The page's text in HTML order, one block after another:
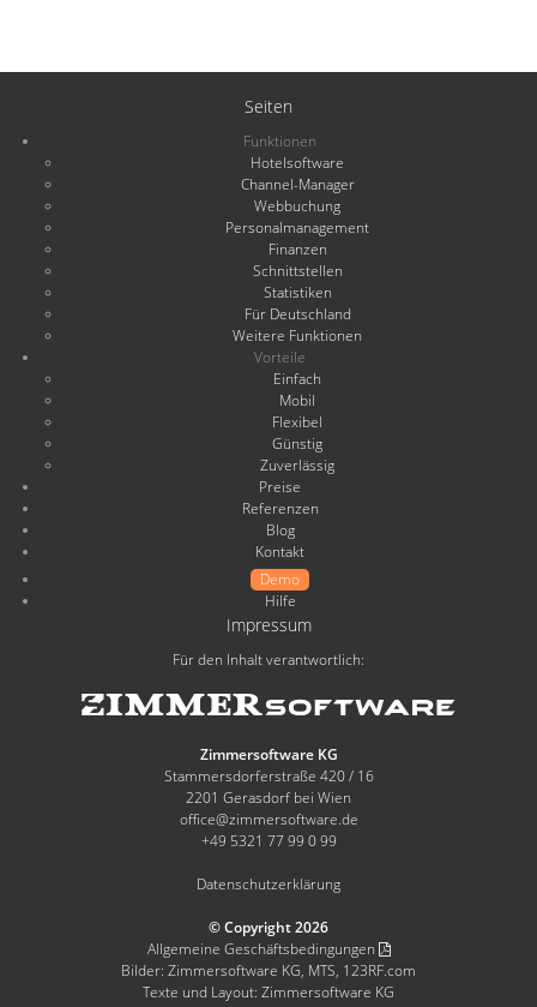
Seiten
Funktionen
Hotelsoftware
Channel-Manager
Webbuchung
Personalmanagement
Finanzen
Schnittstellen
Statistiken
Für Deutschland
Weitere Funktionen
Vorteile
Einfach
Mobil
Flexibel
Günstig
Zuverlässig
Preise
Referenzen
Blog
Kontakt
Demo
Hilfe
Impressum
Für den Inhalt verantwortlich:
Zimmersoftware KG
Stammersdorferstraße 420 / 16
2201 Gerasdorf bei Wien
office@zimmersoftware.de
+49 5321 77 99 0 99
Datenschutzerklärung
© Copyright 2026
Allgemeine Geschäftsbedingungen
Bilder: Zimmersoftware KG, MTS, 123RF.com
Texte und Layout: Zimmersoftware KG